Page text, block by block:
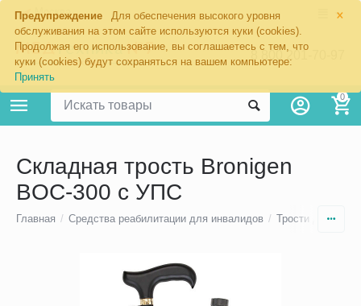
×
Предупреждение
Для обеспечения высокого уровня
обслуживания на этом сайте используются куки (cookies).
Продолжая его использование, вы соглашаетесь с тем, что
куки (cookies) будут сохраняться на вашем компьютере:
Принять
Москва
8 800 201-70-97
0
Складная трость Bronigen
BOC-300 с УПС
Главная / Средства реабилитации для инвалидов / Трости для